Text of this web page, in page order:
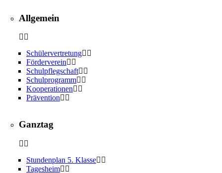
Allgemein
Schülervertretung
Förderverein
Schulpflegschaft
Schulprogramm
Kooperationen
Prävention
Ganztag
Stundenplan 5. Klasse
Tagesheim